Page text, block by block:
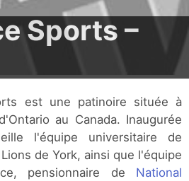
Sports –
au Canada. Inaugurée
l'équipe universitaire de
de York, ainsi que l'équipe
pensionnaire de National